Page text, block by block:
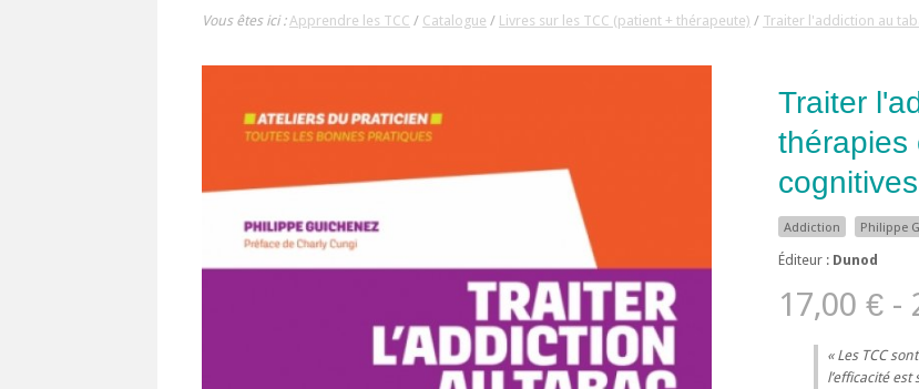
Vous êtes ici :Apprendre les TCC / Catalogue / Livres sur les TCC (patient + thérapeute) / Traiter l'addiction au
Traiter
thérapies
cognitives
Addiction Philippe
Éditeur : Dunod
17,00 € -
Les TCC
l’efficacité